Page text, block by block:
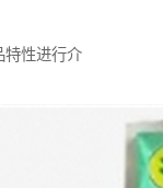
特性进行介